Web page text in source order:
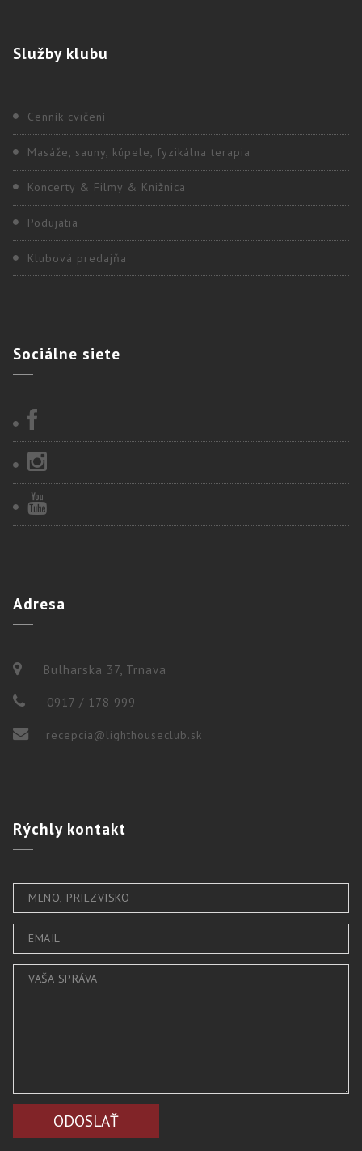
Službyklubu
Cenník cvičení
Masáže, sauny, kúpele, fyzikálna terapia
Koncerty & Filmy & Knižnica
Podujatia
Klubová predajňa
Sociálne siete
Adresa
Bulharska 37, Trnava
0917 / 178 999
recepcia@lighthouseclub.sk
Rýchlykontakt